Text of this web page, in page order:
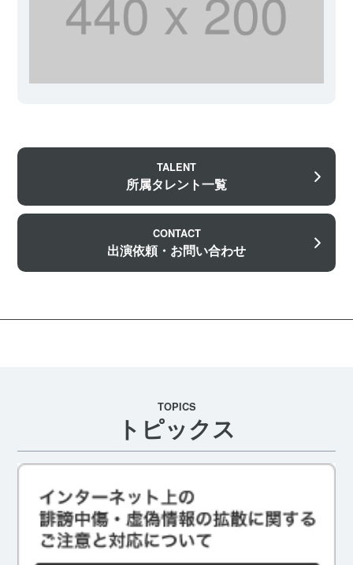
TALENT
所属タレント一覧
CONTACT
出演依頼・お問い合わせ
TOPICS
トピックス